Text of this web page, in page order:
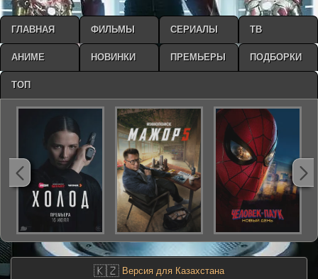
🇰🇿 Версия для Казахстана
ГЛАВНАЯ ФИЛЬМЫ СЕРИАЛЫ ТВ
АНИМЕ НОВИНКИ ПРЕМЬЕРЫ ПОДБОРКИ
ТОП